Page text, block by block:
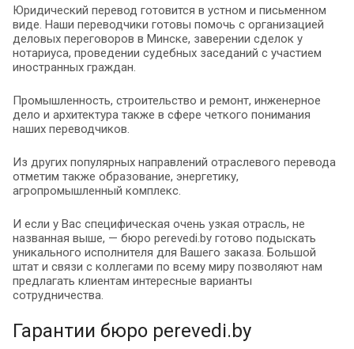
Юридический перевод готовится в устном и письменном
виде. Наши переводчики готовы помочь с организацией
деловых переговоров в Минске, заверении сделок у
нотариуса, проведении судебных заседаний с участием
иностранных граждан.
Промышленность, строительство и ремонт, инженерное
дело и архитектура также в сфере четкого понимания
наших переводчиков.
Из других популярных направлений отраслевого перевода
отметим также образование, энергетику,
агропромышленный комплекс.
И если у Вас специфическая очень узкая отрасль, не
названная выше, — бюро perevedi.by готово подыскать
уникального исполнителя для Вашего заказа. Большой
штат и связи с коллегами по всему миру позволяют нам
предлагать клиентам интересные варианты
сотрудничества.
Гарантии бюро perevedi.by